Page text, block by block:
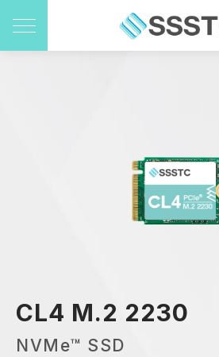
CL4 M.2 2230
NVMe™ SSD